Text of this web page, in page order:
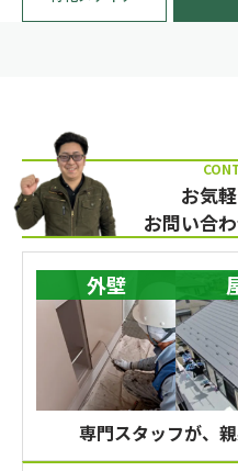
お気
お問い合
外壁
専門スタッフが、